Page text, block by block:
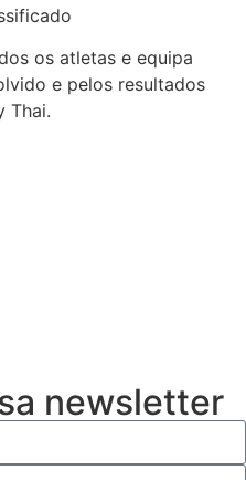
os atletas e equipa
e pelos resultados
Thai.
newsletter